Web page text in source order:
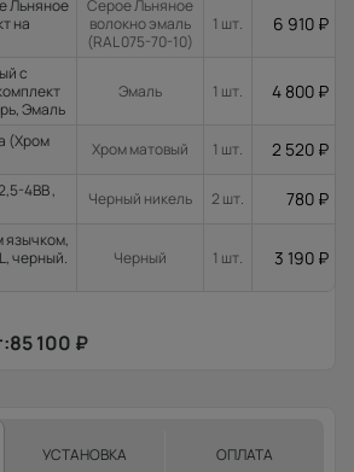
Льняное
на
Серое Льняное
волокно эмаль
(RAL 075-70-10)
1 шт. 6 910 ₽
с
Эмаль
Эмаль 1 шт. 4 800 ₽
(Хром
Хром матовый 1 шт. 2 520 ₽
4ВВ ,
Черный никель 2 шт. 780 ₽
язычком,
черный.
Черный 1 шт. 3 190 ₽
85 100 ₽
УСТАНОВКА ОПЛАТА